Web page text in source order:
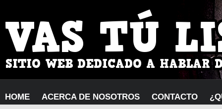
HOME ACERCA DE NOSOTROS CONTACTO